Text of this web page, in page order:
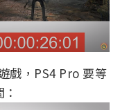
戲，PS4 Pro 要等